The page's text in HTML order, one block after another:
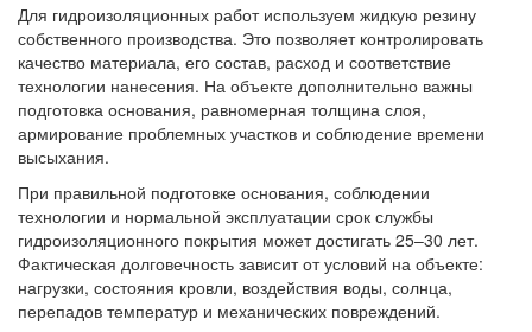
Для гидроизоляционных работ используем жидкую резину
собственного производства. Это позволяет контролировать
качество материала, его состав, расход и соответствие
технологии нанесения. На объекте дополнительно важны
подготовка основания, равномерная толщина слоя,
армирование проблемных участков и соблюдение времени
высыхания.
При правильной подготовке основания, соблюдении
технологии и нормальной эксплуатации срок службы
гидроизоляционного покрытия может достигать 25–30 лет.
Фактическая долговечность зависит от условий на объекте:
нагрузки, состояния кровли, воздействия воды, солнца,
перепадов температур и механических повреждений.